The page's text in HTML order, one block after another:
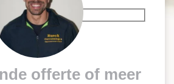
offerte of meer